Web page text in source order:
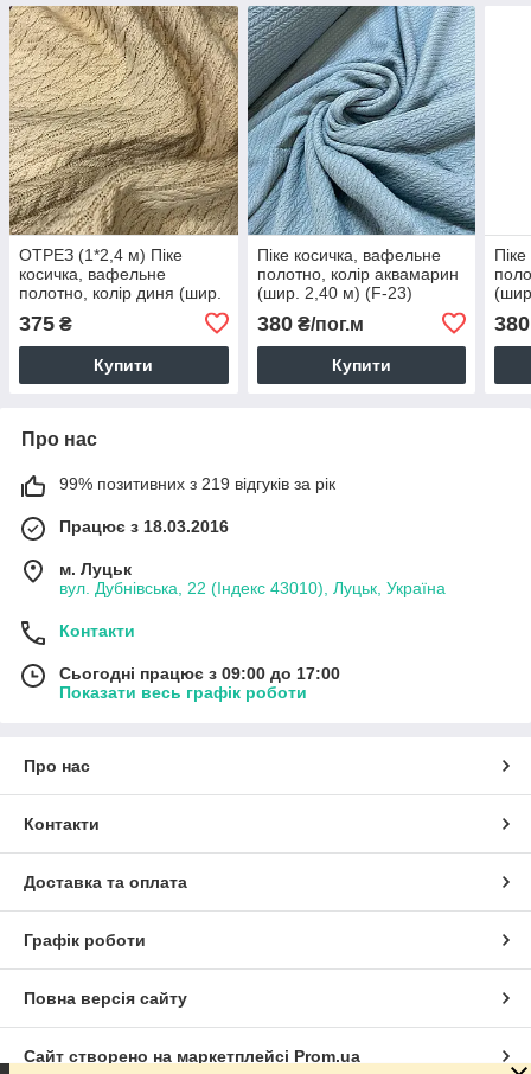
ОТРЕЗ (1*2,4 м) Піке
косичка, вафельне
полотно, колір диня (шир.
375 ₴
Купити
Піке косичка, вафельне
полотно, колір аквамарин
(шир. 2,40 м) (F-23)
380₴/пог.м
Купити
380
Про нас
99% позитивних з 219 відгуків за рік
Працює з 18.03.2016
м. Луцьк
вул. Дубнівська, 22 (Індекс 43010), Луцьк, Україна
Контакти
Сьогодні працює з 09:00 до 17:00
Показати весь графік роботи
Про нас
Контакти
Доставка та оплата
Графік роботи
Повна версія сайту
Сайт створено на маркетплейсі Prom.ua